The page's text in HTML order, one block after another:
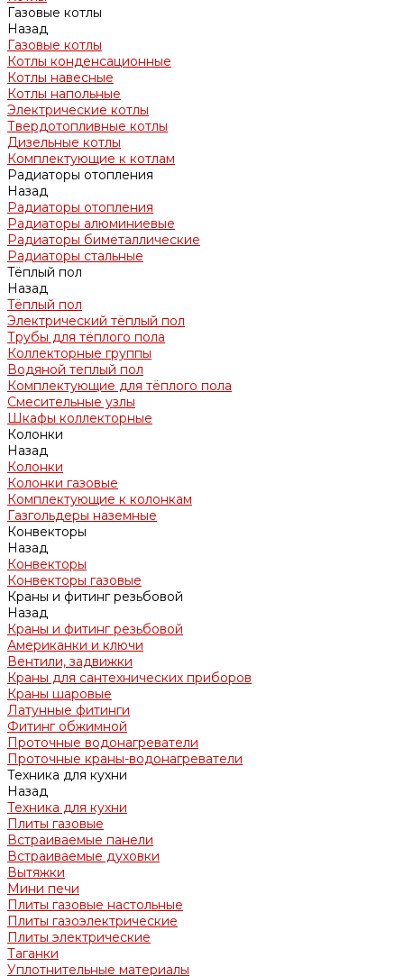
Газовые котлы
Назад
Газовые котлы
Котлы конденсационные
Котлы навесные
Котлы напольные
Электрические котлы
Твердотопливные котлы
Дизельные котлы
Комплектующие к котлам
Радиаторы отопления
Назад
Радиаторы отопления
Радиаторы алюминиевые
Радиаторы биметаллические
Радиаторы стальные
Тёплый пол
Назад
Тёплый пол
Электрический тёплый пол
Трубы для тёплого пола
Коллекторные группы
Водяной теплый пол
Комплектующие для тёплого пола
Смесительные узлы
Шкафы коллекторные
Колонки
Назад
Колонки
Колонки газовые
Комплектующие к колонкам
Газгольдеры наземные
Конвекторы
Назад
Конвекторы
Конвекторы газовые
Краны и фитинг резьбовой
Назад
Краны и фитинг резьбовой
Американки и ключи
Вентили, задвижки
Краны для сантехнических приборов
Краны шаровые
Латунные фитинги
Фитинг обжимной
Проточные водонагреватели
Проточные краны-водонагреватели
Техника для кухни
Назад
Техника для кухни
Плиты газовые
Встраиваемые панели
Встраиваемые духовки
Вытяжки
Мини печи
Плиты газовые настольные
Плиты газоэлектрические
Плиты электрические
Таганки
Уплотнительные материалы